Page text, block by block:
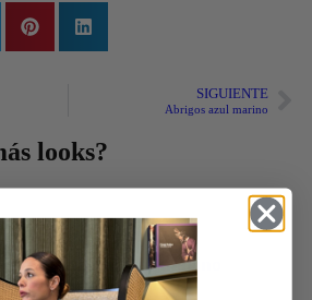
SIGUIENTE
Abrigos azul marino
looks?
y Mirta azul marino